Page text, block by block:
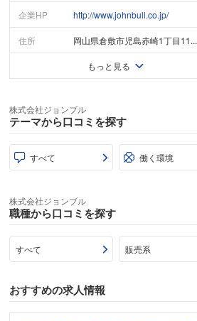
企業HP http://www.johnbull.co.jp/
住所 岡山県倉敷市児島赤崎1丁目11...
もっと見る
株式会社ジョンブル
テーマから口コミを探す
すべて 働く環境
株式会社ジョンブル
職種から口コミを探す
すべて 販売系
おすすめの求人情報